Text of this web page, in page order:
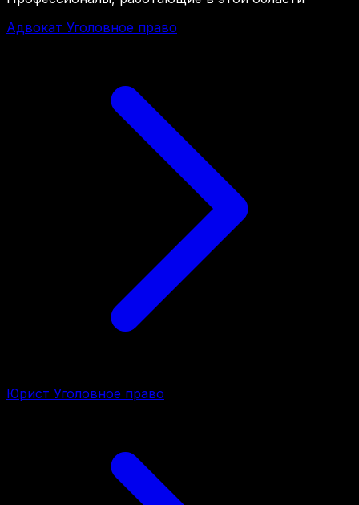
Адвокат Уголовное право
Юрист Уголовное право